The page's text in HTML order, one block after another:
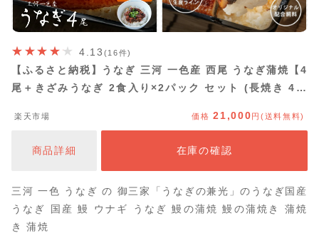
4.13 (16件)
【ふるさと納税】うなぎ 三河 一色産 西尾 うなぎ蒲焼【4
尾＋きざみうなぎ 2食入り×2パック セット (長焼き 4尾
21【冷凍便】うなぎの兼光 蒲焼き 国産 ウナギ 鰻 愛知県
楽天市場 価格21,000円(送料無料)
商品詳細 在庫の確認
三河 一色 うなぎ の 御三家「うなぎの兼光」のうなぎ国産
うなぎ 国産 鰻 ウナギ うなぎ 鰻の蒲焼 鰻の蒲焼き 蒲焼
き 蒲焼